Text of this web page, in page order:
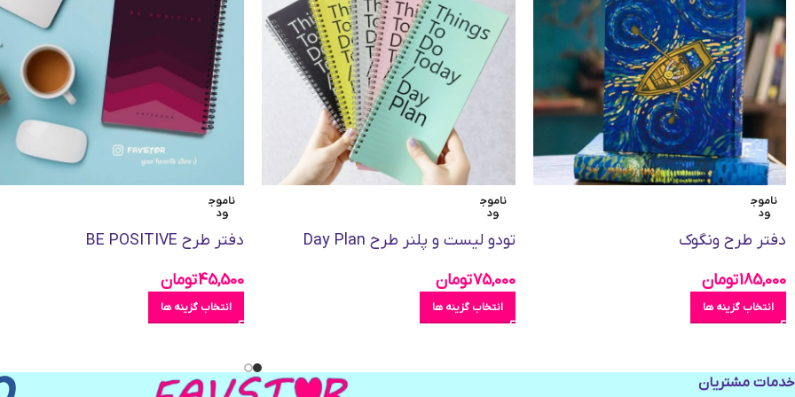
ناموج
ود
دفتر طرح ونگوک
185,000تومان
انتخاب گزینه ها
ناموج
ود
تودو لیست و پلنر طرح Day Plan
75,000تومان
انتخاب گزینه ها
ناموج
ود
دفتر طرح BE POSITIVE
45,500تومان
انتخاب گزینه ها
خدمات مشتریان